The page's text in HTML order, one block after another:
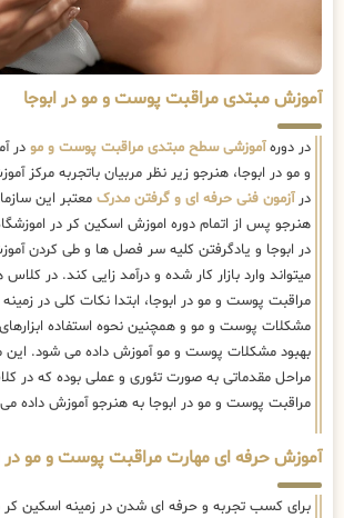
آموزش مبتدی مراقبت پوست و مو در ابوجا
در دورهآموزشی سطح مبتدی مراقبت پوست و مو در
و مو در ابوجا، هنرجو زیر نظر مربیان باتجربه مرکز
درآزمون فنی حرفه ای و گرفتن مدرک معتبر این
هنرجو پس از اتمام دوره اموزش اسکین کر در
در ابوجا و یادگرفتن کلیه سر فصل ها و طی کردن
میتواند وارد بازار کار شده و درآمد زایی کند. در
مراقبت پوست و مو در ابوجا، ابتدا نکات کلی در
مشکلات پوست و مو و همچنین نحوه استفاده
بهبود مشکلات پوست و مو آموزش داده می شود. این
مراحل مقدماتی به صورت تئوری و عملی بوده که در
مراقبت پوست و مو در ابوجا به هنرجو آموزش داده
آموزش حرفه ای مهارت مراقبت پوست و مو در
برای کسب تجربه و حرفه ای شدن در زمینه اسکین کر